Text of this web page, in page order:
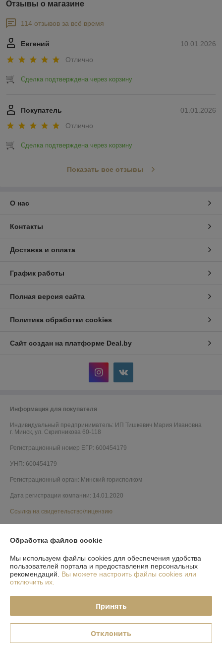
Отзывы о магазине
114 отзывов за всё время
10.01.2026
Евгений
Отлично
Сделка подтверждена через корзину
01.01.2026
Покупатель
Отлично
Сделка подтверждена через корзину
Показать все отзывы
О нас
Контакты
Доставка и оплата
График работы
Полная версия сайта
Политика обработки cookies
Сайт создан на платформе Deal.by
Информация для покупателя
Индивидуальный предприниматель: ИП Тишкевич Мария Ивановна
г. Минск, ул. Скрипникова 60-118
Регистрационный номер ЕГР: 600454179
УНП: 600454179
Регистрационный орган: Минский горисполком
Дата регистрации компании: 14.01.2020
Ссылка на свидетельство/лицензию
Обработка файлов cookie
Мы используем файлы cookies для обеспечения удобства
пользователей портала и предоставления персональных
рекомендаций. Вы можете настроить файлы cookies или
отключить их.
Принять
Отклонить